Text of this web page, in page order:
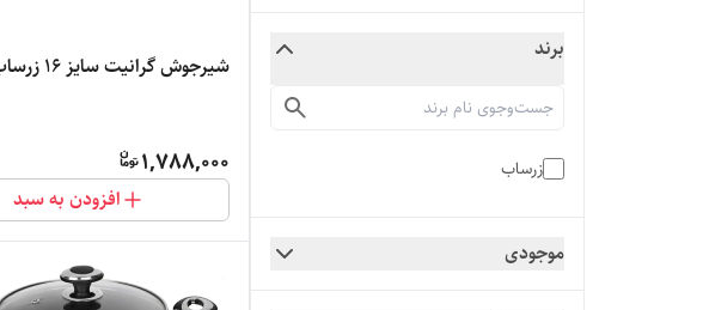
برند
زرساب
موجودی
شیرجوش گرانیت سایز ۱۶ زرساب
1,788,000
افزودن به سبد